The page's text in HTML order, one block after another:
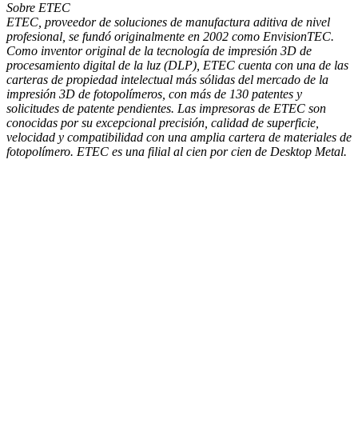
Sobre ETEC
ETEC, proveedor de soluciones de manufactura aditiva de nivel
profesional, se fundó originalmente en 2002 como EnvisionTEC.
Como inventor original de la tecnología de impresión 3D de
procesamiento digital de la luz (DLP), ETEC cuenta con una de las
carteras de propiedad intelectual más sólidas del mercado de la
impresión 3D de fotopolímeros, con más de 130 patentes y
solicitudes de patente pendientes. Las impresoras de ETEC son
conocidas por su excepcional precisión, calidad de superficie,
velocidad y compatibilidad con una amplia cartera de materiales de
fotopolímero. ETEC es una filial al cien por cien de Desktop Metal.